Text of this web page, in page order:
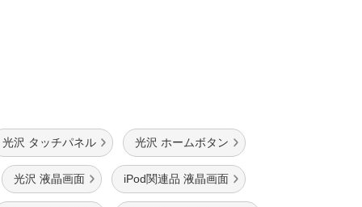
光沢 タッチパネル 光沢 ホームボタン
光沢 液晶画面 iPod関連品 液晶画面